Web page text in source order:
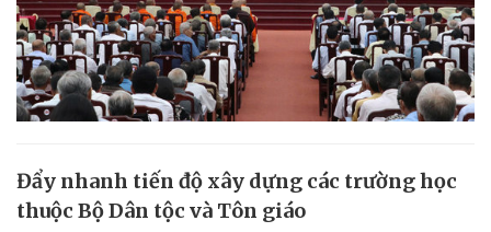
Đẩy nhanh tiến độ xây dựng các trường học
thuộc Bộ Dân tộc và Tôn giáo